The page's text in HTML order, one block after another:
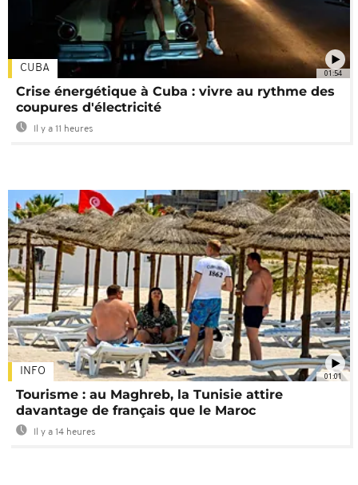
01:54
CUBA
Crise énergétique à Cuba : vivre au rythme des
coupures d'électricité
Il y a 11 heures
01:01
INFO
Tourisme : au Maghreb, la Tunisie attire
davantage de français que le Maroc
Il y a 14 heures